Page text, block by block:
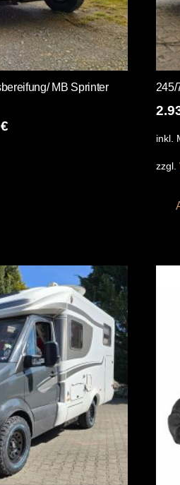
MB Sprinter
€
mehrere
Varianten
auf.
Die
Optionen
können
auf
der
Produktseite
gewählt
werden
245/
inkl.
zzgl.